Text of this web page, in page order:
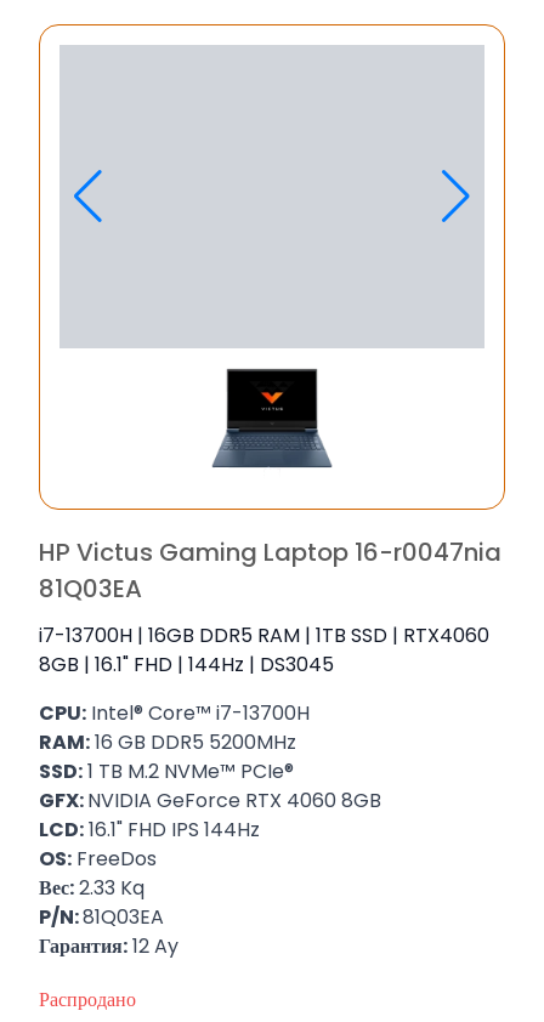
HP Victus Gaming Laptop 16-r0047nia
81Q03EA
i7-13700H | 16GB DDR5 RAM | 1TB SSD | RTX4060
8GB | 16.1" FHD | 144Hz | DS3045
CPU: Intel® Core™ i7-13700H
RAM:16 GB DDR5 5200MHz
SSD:1 TB M.2 NVMe™ PCIe®
GFX:NVIDIA GeForce RTX 4060 8GB
LCD:16.1" FHD IPS 144Hz
OS: FreeDos
Вес:2.33 Kq
P/N:81Q03EA
Гарантия:12 Ay
Распродано